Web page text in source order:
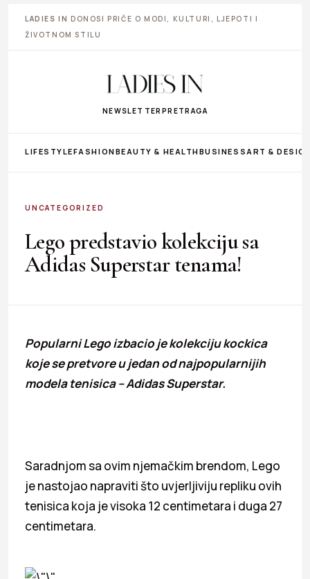
LADIES IN DONOSI PRIČE O MODI, KULTURI, LJEPOTI I
ŽIVOTNOM STILU
NEWSLETTER PRETRAGA
LIFESTYLEFASHIONBEAUTY & HEALTHBUSINESS ART &
UNCATEGORIZED
Lego predstavio kolekciju sa
Adidas Superstar tenama!
Popularni Lego izbacio je kolekciju kockica
koje se pretvore u jedan od najpopularnijih
modela tenisica – Adidas Superstar.
Saradnjom sa ovim njemačkim brendom, Lego
je nastojao napraviti što uvjerljiviju repliku ovih
tenisica koja je visoka 12 centimetara i duga 27
centimetara.